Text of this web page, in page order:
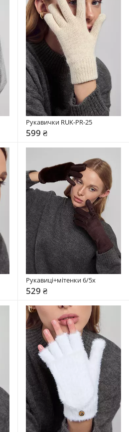
Рукавички RUK-PR-25
599 ₴
Рукавиці+мітенки 6/5x
529 ₴